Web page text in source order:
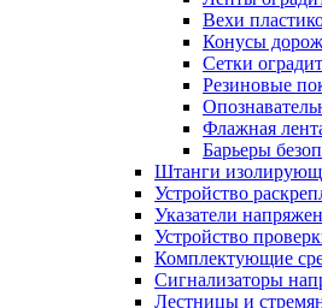
Вехи
Конусы
Сетки
Резиновые
Флажная
Барьеры
Штанги
Устройство
Указатели
Устройство
Комплектующие
Сигнализаторы
Лестницы и